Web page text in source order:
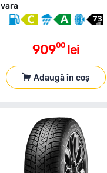
vara
90900 lei
Adaugă în coș